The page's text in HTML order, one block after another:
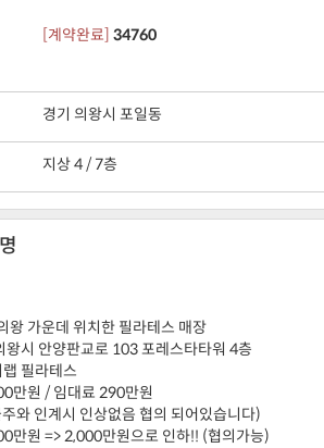
[계약완료] 34760
경기 의왕시 포일동
지상 4/7층
왕 가운데 위치한 필라테스 매장
왕시 안양판교로 103 포레스타타워 4층
필라테스
만원 / 임대료 290만원
와 인계시 인상없음 협의 되어있습니다)
만원 => 2,000만원으로 인하!! (협의가능)